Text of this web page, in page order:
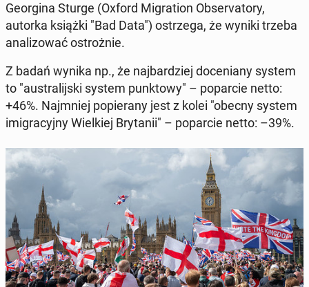
Geo­r­gi­na Sturge (Oxford Mi­gra­tion Ob­se­rva­to­ry,
autorka książki "Bad Data") ostrze­ga, że wyniki trzeba
ana­li­zo­wać ostroż­nie.
Z badań wynika np., że naj­bar­dziej do­ce­nia­ny system
to "au­stra­lij­ski system punk­to­wy" – po­par­cie netto:
+46%. Naj­mniej po­pie­ra­ny jest z kolei "obecny system
imi­gra­cyj­ny Wiel­kiej Bry­ta­nii" – po­par­cie netto: –39%.